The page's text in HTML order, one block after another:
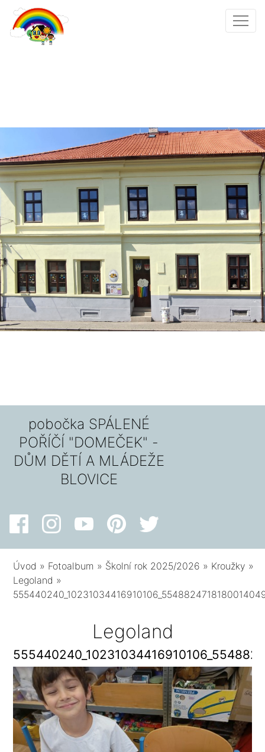
pobočka SPÁLENÉ
POŘÍČÍ "DOMEČEK" -
DŮM DĚTÍ A MLÁDEŽE
BLOVICE
Úvod » Fotoalbum » Školní rok 2025/2026 » Kroužky »
Legoland »
Legoland